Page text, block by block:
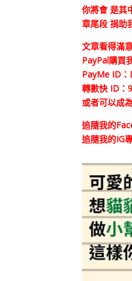
你將會 是其
章尾段 捐助
文章看得滿
PayPal購買
PayMe ID
轉數快 ID：
或者可以成
追隨我的
追隨我的IG